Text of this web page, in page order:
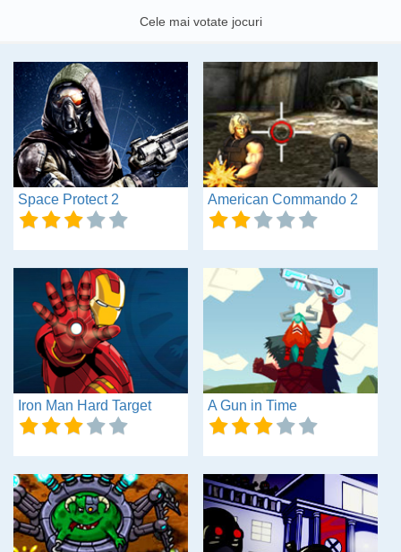
Cele mai votate jocuri
Space Protect 2 American Commando 2
Iron Man Hard Target A Gun in Time